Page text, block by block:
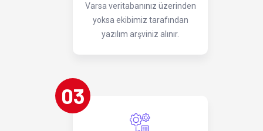
Varsa veritabanınız üzerinden
yoksa ekibimiz tarafından
yazılım arşviniz alınır.
03